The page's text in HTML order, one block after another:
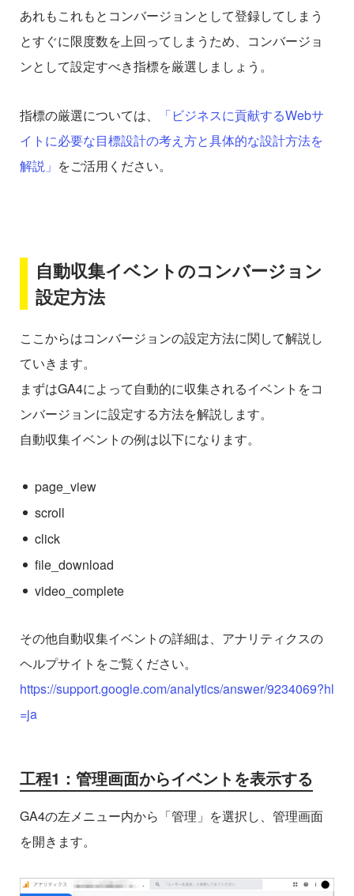
あれもこれもとコンバージョンとして登録してしまう
とすぐに限度数を上回ってしまうため、コンバージョ
ンとして設定すべき指標を厳選しましょう。
指標の厳選については、
「ビジネスに貢献するWebサ
イトに必要な目標設計の考え方と具体的な設計方法を
解説」 をご活用ください。
自動収集イベントのコンバージョン
設定方法
ここからはコンバージョンの設定方法に関して解説し
ていきます。
まずはGA4によって自動的に収集されるイベントをコ
ンバージョンに設定する方法を解説します。
自動収集イベントの例は以下になります。
page_view
scroll
click
file_download
video_complete
その他自動収集イベントの詳細は、アナリティクスの
ヘルプサイトをご覧ください。
https://support.google.com/analytics/answer/9234069?hl
=ja
工程1：管理画面からイベントを表示する
GA4の左メニュー内から「管理」を選択し、管理画面
を開きます。